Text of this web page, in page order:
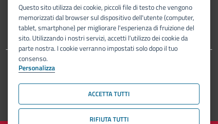
Dichiarazione di accessibilità
Piano di miglioramento del sito Mappa del sito
© Comune di Bologna 2026. Tutti i diritti riservati.
Questo sito utilizza dei cookie, piccoli file di testo che vengono
memorizzati dal browser sul dispositivo dell'utente (computer,
tablet, smartphone) per migliorare l'esperienza di fruizione del
sito. Utilizzando i nostri servizi, accetti l'utilizzo dei cookie da
parte nostra. I cookie verranno impostati solo dopo il tuo
consenso.
Personalizza
ACCETTA TUTTI
RIFIUTA TUTTI